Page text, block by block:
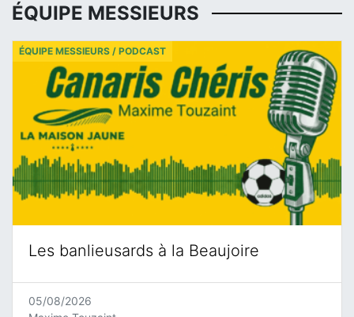
ÉQUIPE MESSIEURS
Les banlieusards à la Beaujoire
ÉQUIPE MESSIEURS / PODCAST
05/08/2026